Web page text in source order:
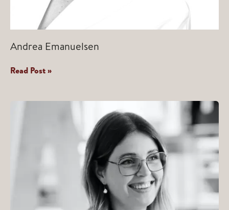
Andrea Emanuelsen
Andrea
Read Post »